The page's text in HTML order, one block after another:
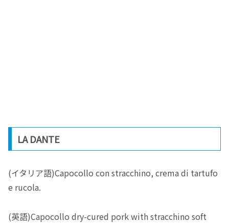
LA DANTE
(イタリア語)Capocollo con stracchino, crema di tartufo
e rucola.
(英語)Capocollo dry-cured pork with stracchino soft